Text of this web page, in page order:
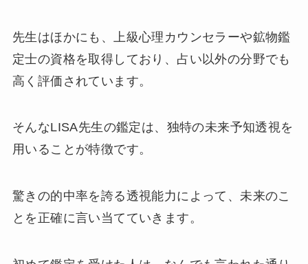
先生はほかにも、上級心理カウンセラーや鉱物鑑
定士の資格を取得しており、占い以外の分野でも
高く評価されています。
そんなLISA先生の鑑定は、独特の未来予知透視を
用いることが特徴です。
驚きの的中率を誇る透視能力によって、未来のこ
とを正確に言い当てていきます。